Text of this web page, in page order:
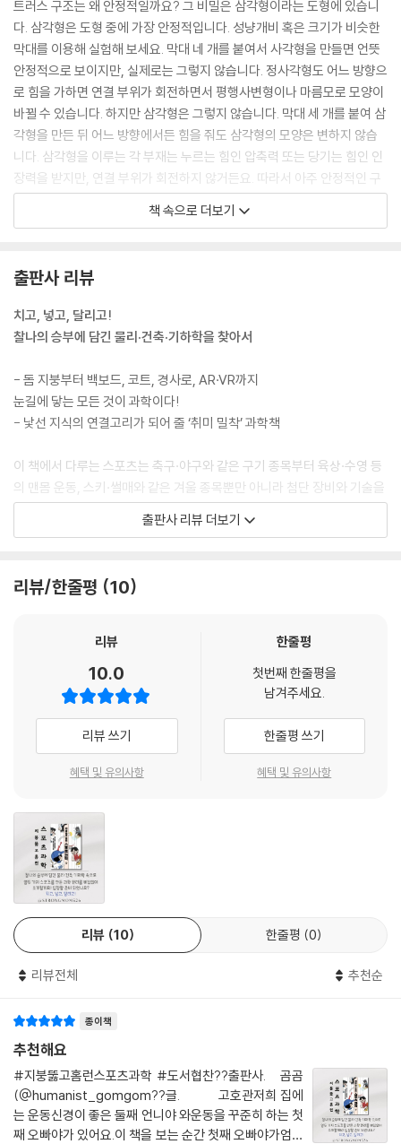
트러스 구조는 왜 안정적일까요? 그 비밀은 삼각형이라는 도형에 있습니
다. 삼각형은 도형 중에 가장 안정적입니다. 성냥개비 혹은 크기가 비슷한
막대를 이용해 실험해 보세요. 막대 네 개를 붙여서 사각형을 만들면 언뜻
안정적으로 보이지만, 실제로는 그렇지 않습니다. 정사각형도 어느 방향으
로 힘을 가하면 연결 부위가 회전하면서 평행사변형이나 마름모로 모양이
바뀔 수 있습니다. 하지만 삼각형은 그렇지 않습니다. 막대 세 개를 붙여 삼
각형을 만든 뒤 어느 방향에서든 힘을 줘도 삼각형의 모양은 변하지 않습
니다. 삼각형을 이루는 각 부재는 누르는 힘인 압축력 또는 당기는 힘인 인
장력을 받지만, 연결 부위가 회전하지 않거든요. 따라서 아주 안정적인 구
조를 이루지요.
렵습니다. 게다가 고지대에서는 공기의 밀도가 낮아서 공이 저지대에서보
다 더 빨리 날아갑니다. 잔디 위에서만이 아니라 공중으로 날아갈 때도 속
도가 빨라져 적응이 쉽지 않습니다. 원정팀으로서는 힘들어 죽겠는데 공의
겁니다. 볼리비아는 홈구장에서 브라질이나 아르헨티나 같은 강팀을 여러
번 격파했습니다. 축구에서 홈팀이 유리한 건 어쩔 수 없지만, 이건 좀 너무
한 게 아니냐 하는 비판이 많아서 국제축구연맹도 너무 높은 고도에서는
국가들의 반발로 포기할 수밖에 없었지요.
--- 「축구」 중에서
수영 선수들은 어린 시절부터 자신의 몸이 물에 어떻게 뜨는지를 알고 그
에 맞는 영법을 익힙니다. 성장하면서 체형이 달라지면 다시 그에 적응할
수평으로 떠 있을 수 있으므로 수영하기 유리합니다. 신체 대부분이 물에
때의 길이도 2m가 넘었지만, 다리는 유독 짧았습니다. 덕분에 무게중심이
부력중심에 가까웠지요.
--- 「수영」 중에서
책 속으로 더보기
출판사 리뷰
치고, 넣고, 달리고!
찰나의 승부에 담긴 물리·건축·기하학을 찾아서
- 돔 지붕부터 백보드, 코트, 경사로, AR·VR까지
눈길에 닿는 모든 것이 과학이다!
- 낯선 지식의 연결고리가 되어 줄 ‘취미 밀착’ 과학책
이 책에서 다루는 스포츠는 축구·야구와 같은 구기 종목부터 육상·수영 등
의 맨몸 운동, 스키·썰매와 같은 겨울 종목뿐만 아니라 첨단 장비와 기술을
활용하는 펜싱·e스포츠까지 매우 다양하다. 각각의 스포츠에 필요한 신체
능력과 경기를 위한 장비와 공간, 그리고 신체 움직임과 도구 사용 시 역학
이를테면 돔구장의 지붕에서는 도형의 특성을 이용한 트러스 구조를, 농구
를, 수영장 레인에서는 물 위에서 잘 뜨게 해 주는 인체 중심의 특징을 알려
진 e스포츠 경기장에서는 AR, VR 등 장비 속 첨단 기술을 하나하나 살펴
본다. 이처럼 《지붕 뚫고 홈런 스포츠 과학》은 찰나의 승부가 벌어지는 동
안 미처 눈여겨보지 못했던 경기장 곳곳의 과학을 다채롭게 소개한다.
인기 스포츠뿐만 아니라 하계, 동계 등 전 영역의 스포츠를 망라하는 구성
섦을 누그러뜨리는 가장 좋은 방법은 그 속에서 나에게 익숙한 것을 찾아
내는 것일 테다. 수학 시간은 고역이지만 자투리 시간 짬을 내 겨루는 축구
한판은 언제든 재밌다면, ‘직관’이 주는 짜릿함과 한뜻으로 같은 팀을 응원
하는 소속감을 즐긴다면, 중요한 국제 대회나 경기 하이라이트 영상을 챙
겨 보는 취미를 가졌다면 이 책은 과학의 문을 여는 좋은 출발점이 되어 줄
것이다.
팔방미인 이야기꾼을 만나다
- 책장이 술술 넘어가는 스토리텔링의 힘
- 일상의 문제를 해결하는 과학적 상상력
이 책은 국내 최대의 스포츠센터라는 가상의 공간을 설계한 건축가 화자가
그곳을 방문한 사람들과 함께 센터 곳곳의 경기장을 탐방하면서 전개된다.
특히 센터 설계와 관련된 에피소드를 곁들여 독자에게 친근하게 말을 거는
출판사 리뷰 더보기
리뷰/한줄평 10
리뷰
10.0
리뷰 쓰기
혜택 및 유의사항
한줄평
첫번째 한줄평을
남겨주세요.
한줄평 쓰기
혜택 및 유의사항
리뷰 10 한줄평 0
리뷰전체 추천순
종이책
추천해요
#지붕뚫고홈런스포츠과학 #도서협찬??출판사. 곰곰
(@humanist_gomgom??글. 고호관저희 집에
는 운동신경이 좋은 둘째 언니야 와운동을 꾸준히 하는 첫
째 오빠야가 있어요.이 책을 보는 순간 첫째 오빠야가엄청